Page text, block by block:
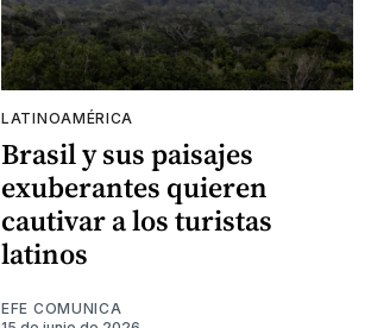
LATINOAMÉRICA
Brasil y sus paisajes
exuberantes quieren
cautivar a los turistas
latinos
EFE COMUNICA